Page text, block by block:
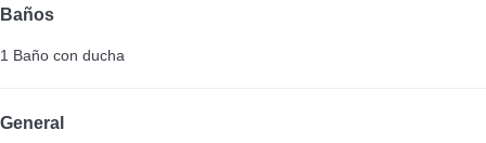
Baños
1 Baño con ducha
General